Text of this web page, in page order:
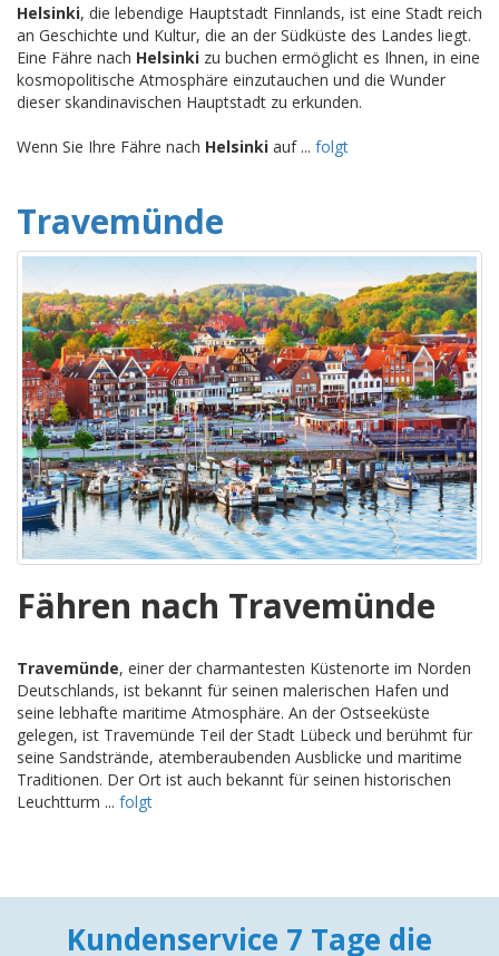
Helsinki, die lebendige Hauptstadt Finnlands, ist eine Stadt reich
an Geschichte und Kultur, die an der Südküste des Landes liegt.
Eine Fähre nach Helsinki zu buchen ermöglicht es Ihnen, in eine
kosmopolitische Atmosphäre einzutauchen und die Wunder
dieser skandinavischen Hauptstadt zu erkunden.
Wenn Sie Ihre Fähre nach Helsinki auf ... folgt
Travemünde
Fähren nach Travemünde
Travemünde, einer der charmantesten Küstenorte im Norden
Deutschlands, ist bekannt für seinen malerischen Hafen und
seine lebhafte maritime Atmosphäre. An der Ostseeküste
gelegen, ist Travemünde Teil der Stadt Lübeck und berühmt für
seine Sandstrände, atemberaubenden Ausblicke und maritime
Traditionen. Der Ort ist auch bekannt für seinen historischen
Leuchtturm ... folgt
Kundenservice 7 Tage die